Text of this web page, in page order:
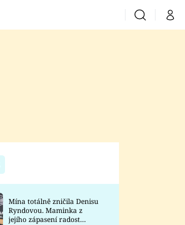
VyhledáváníMůj
Prima Lajk
Sledujte nás
Mína totálně zničila Denisu
Ryndovou. Maminka z
jejího zápasení radost